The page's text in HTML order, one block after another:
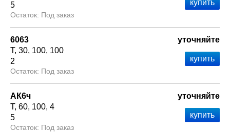
5
Под заказ
6063
Т 30 100 100
2
Под заказ
уточняйте
АК6ч
Т 60 100 4
5
Под заказ
уточняйте